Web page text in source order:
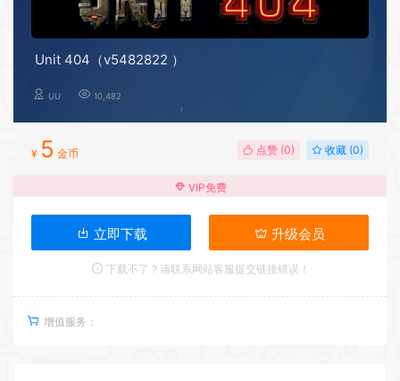
Unit 404（v5482822 ）
UU 10,482
¥ 5 金币 点赞 (0) 收藏 (0)
VIP免费
立即下载 升级会员
下载不了？请联系网站客服提交链接错误！
增值服务：